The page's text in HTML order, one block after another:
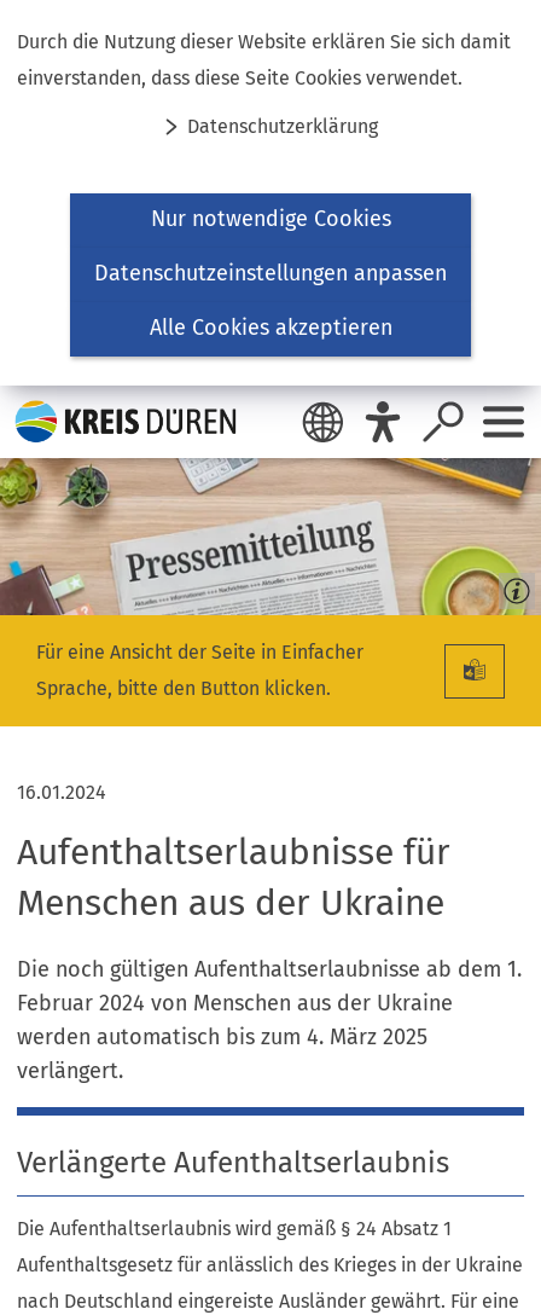
Durch die Nutzung dieser Website erklären Sie sich damit
einverstanden, dass diese Seite Cookies verwendet.
Datenschutzerklärung
Nur notwendige Cookies
Datenschutzeinstellungen anpassen
Alle Cookies akzeptieren
Inhalt anspringen
Für eine Ansicht der Seite in Einfacher
Sprache, bitte den Button klicken.
16.01.2024
Aufenthaltserlaubnisse für
Menschen aus der Ukraine
Die noch gültigen Aufenthaltserlaubnisse ab dem 1.
Februar 2024 von Menschen aus der Ukraine
werden automatisch bis zum 4. März 2025
verlängert.
Verlängerte Aufenthaltserlaubnis
Die Aufenthaltserlaubnis wird gemäß § 24 Absatz 1
Aufenthaltsgesetz für anlässlich des Krieges in der Ukraine
nach Deutschland eingereiste Ausländer gewährt. Für eine